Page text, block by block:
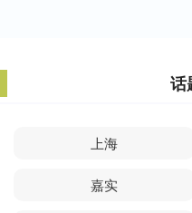
话
上海
嘉实